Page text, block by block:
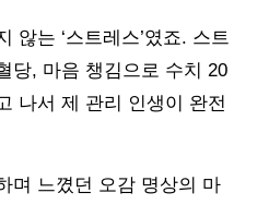
않는 ‘스트레스’였죠. 스트
당, 마음 챙김으로 수치 20
나서 제 관리 인생이 완전
며 느꼈던 오감 명상의 마